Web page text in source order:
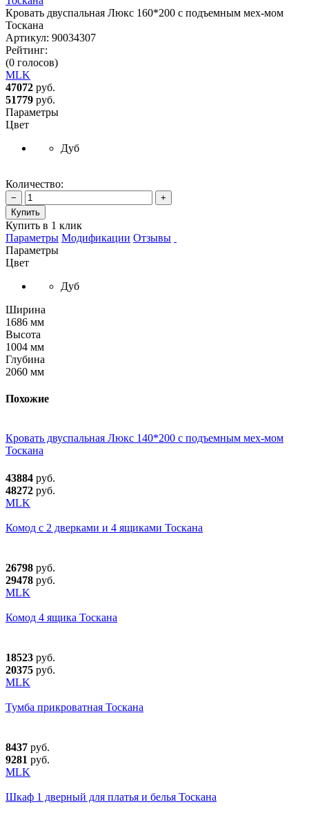
Кровать двуспальная Люкс 160*200 с подъемным мех-мом
Тоскана
Артикул: 90034307
Рейтинг:
(0 голосов)
MLK
47072 руб.
51779 руб.
Параметры
Цвет
Дуб
Количество:
−
+
Купить
Купить в 1 клик
Параметры Модификации Отзывы
Параметры
Цвет
Дуб
Ширина
1686 мм
Высота
1004 мм
Глубина
2060 мм
Похожие
Кровать двуспальная Люкс 140*200 с подъемным мех-мом
Тоскана
43884 руб.
48272 руб.
MLK
Комод с 2 дверками и 4 ящиками Тоскана
26798 руб.
29478 руб.
MLK
Комод 4 ящика Тоскана
18523 руб.
20375 руб.
MLK
Тумба прикроватная Тоскана
8437 руб.
9281 руб.
MLK
Шкаф 1 дверный для платья и белья Тоскана